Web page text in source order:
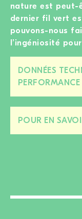
nature est peut-
dernier fil vert
pouvons-nous
l’ingéniosité
DONNÉES
PERFORMANCE
POUR EN